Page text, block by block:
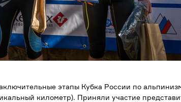
этапы Кубка России по
километр). Приняли участие